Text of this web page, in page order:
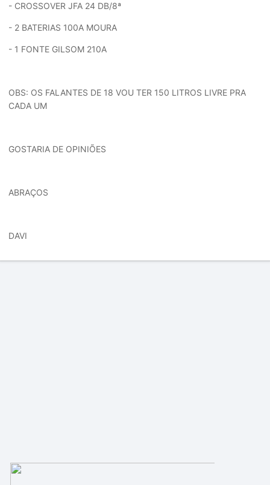
- CROSSOVER JFA 24 DB/8ª
- 2 BATERIAS 100A MOURA
- 1 FONTE GILSOM 210A
OBS: OS FALANTES DE 18 VOU TER 150 LITROS LIVRE PRA
CADA UM
GOSTARIA DE OPINIÕES
ABRAÇOS
DAVI